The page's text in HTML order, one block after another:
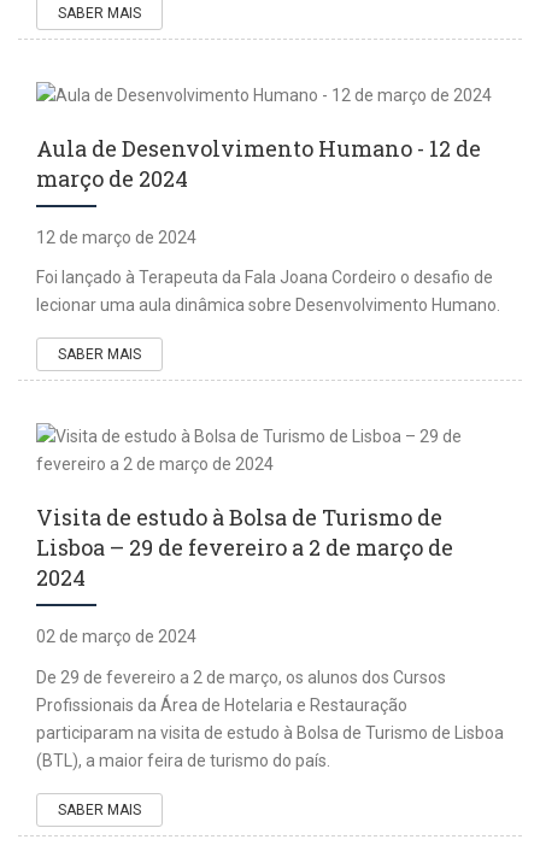
SABER MAIS
Aula de Desenvolvimento Humano - 12 de
março de 2024
12 de março de 2024
Foi lançado à Terapeuta da Fala Joana Cordeiro o desafio de
lecionar uma aula dinâmica sobre Desenvolvimento Humano.
SABER MAIS
Visita de estudo à Bolsa de Turismo de
Lisboa – 29 de fevereiro a 2 de março de
2024
02 de março de 2024
De 29 de fevereiro a 2 de março, os alunos dos Cursos
Profissionais da Área de Hotelaria e Restauração
participaram na visita de estudo à Bolsa de Turismo de Lisboa
(BTL), a maior feira de turismo do país.
SABER MAIS